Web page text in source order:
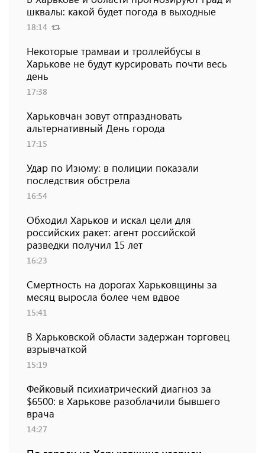
шквалы: какой будет погода в выходные
18:14
Некоторые трамваи и троллейбусы в
Харькове не будут курсировать почти весь
день
17:38
Харьковчан зовут отпраздновать
альтернативный День города
17:15
Удар по Изюму: в полиции показали
последствия обстрела
16:54
Обходил Харьков и искал цели для
российских ракет: агент российской
разведки получил 15 лет
16:23
Смертность на дорогах Харьковщины за
месяц выросла более чем вдвое
15:41
В Харьковской области задержан торговец
взрывчаткой
15:19
Фейковый психиатрический диагноз за
$6500: в Харькове разоблачили бывшего
врача
14:27